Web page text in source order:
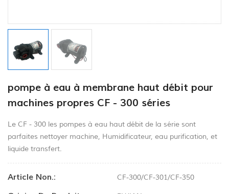
pompe à eau à membrane haut débit pour
machines propres CF - 300 séries
Le CF - 300 les pompes à eau haut débit de la série sont
parfaites nettoyer machine, Humidificateur, eau purification, et
liquide transfert.
Article Non.: CF-300/CF-301/CF-350